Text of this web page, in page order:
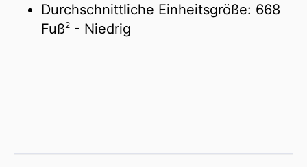
Durchschnittliche Einheitsgröße: 668
Fuß2 - Niedrig